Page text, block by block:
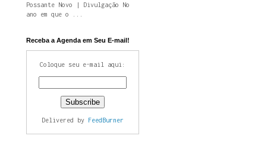
Possante Novo | Divulgação No
ano em que o ...
Receba a Agenda em Seu E-mail!
Coloque seu e-mail aqui:
Delivered by FeedBurner